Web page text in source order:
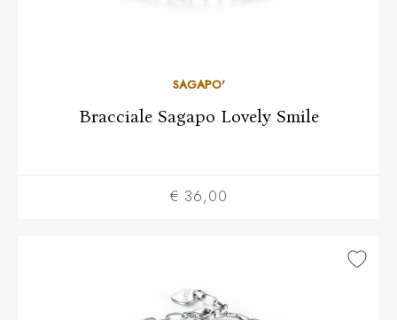
SAGAPO'
Bracciale Sagapo Lovely Smile
€ 36,00